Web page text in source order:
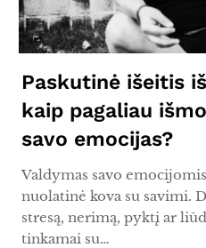
Paskutinė išeitis
kaip pagaliau
savo emocijas?
Valdymas savo
nuolatinė kova su savimi.
stresą, nerimą, pyktį ar
tinkamai su…